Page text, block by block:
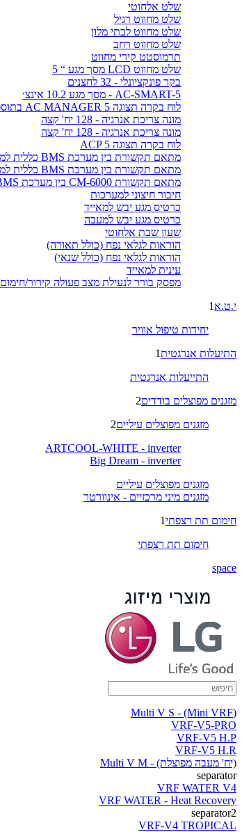
שלט אלחוטי
שלט מחווט רגיל
שלט מחווט לבתי מלון
שלט מחווט רחב
תרמוסטט קירי מחווט
שלט מחווט LCD מסך מגע “ 5
בקר פונקציונלי - 32 לחצנים
AC-SMART-5 - מסך מגע 10.2 אינצ׳
לוח בקרה תצוגה AC MANAGER 5 בתוספת תוכנת ניהול
מונה צריכת אנרגיה - 128 יח' קצה
מונה צריכת אנרגיה - 128 יח' קצה
לוח בקרה תצוגה ACP 5
מתאם תקשורת בין מערכת BMS כללית למיזוג בפרוטוקול LonWorks
מתאם תקשורת בין מערכת BMS כללית למיזוג בפרוטוקול BACnet
מתאם תקשורת CM-6000 בין מערכת BMS כללית למיזוג בפרוטוקול MODBUS
חיבור חיצוני למערכות
כרטיס מגע יבש למאייד
כרטיס מגע יבש למעבה
שעון שבת אלחוטי
הוראות לגלאי נפח (כולל תאורה)
הוראות לגלאי נפח (כולל שנאי)
עינית למאייד
מפסק בורר לנעילת מצב פעולה קירור/חימום
י.ט.א 1
יחידות טיפול אוויר
התיעלות אנרגטית1
התייעלות אנרגטית
מזגנים מפוצלים בודדים2
מזגנים מפוצלים עיליים2
ARTCOOL-WHITE - inverter
Big Dream - inverter
מזגנים מפוצלים עיליים
מזגנים מיני מרכזיים - אינוורטר
חימום תת רצפתי1
חימום תת רצפתי
space
(Multi V S - (Mini VRF
VRF-V5-PRO
VRF-V5 H.P
VRF-V5 H.R
(יח' מעבה מפוצלת) - Multi V M
separator
VRF WATER V4
VRF WATER - Heat Recovery
separator2
VRF-V4 TROPICAL